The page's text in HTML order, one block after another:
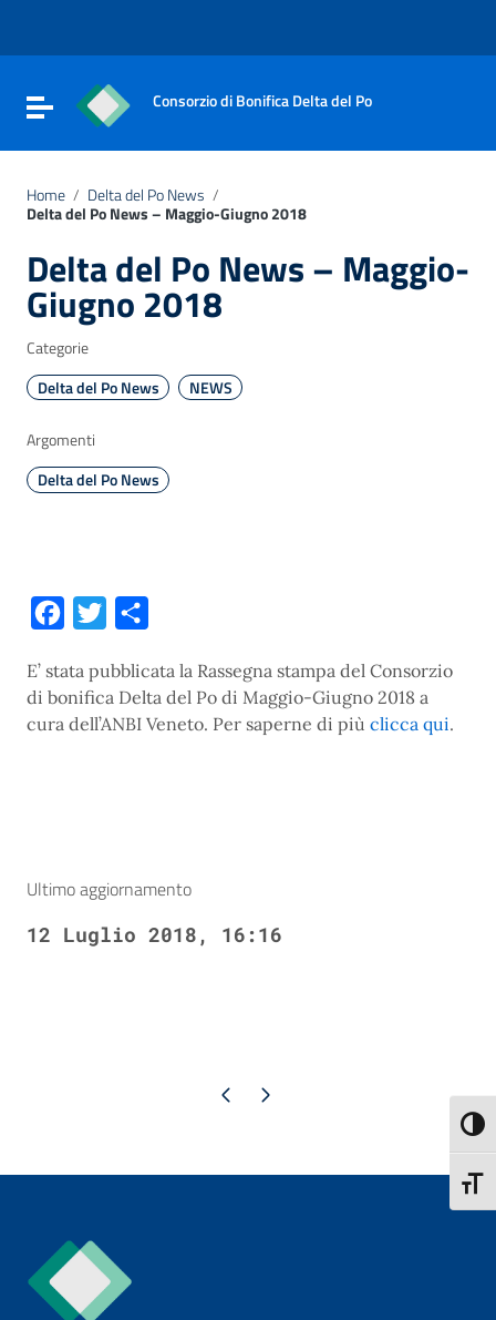
Vai al footer
Attiva / disattiva la navigazione
Consorzio di Bonifica Delta del Po
Home / Delta del Po News /
Delta del Po News – Maggio-Giugno 2018
Delta del Po News – Maggio-
Giugno 2018
Categorie
Delta del Po News
NEWS
Argomenti
Delta del Po News
Facebook
Twitter
E’ stata pubblicata la Rassegna stampa del Consorzio
di bonifica Delta del Po di Maggio-Giugno 2018 a
cura dell’ANBI Veneto. Per saperne di più clicca qui.
Ultimo aggiornamento
12 Luglio 2018, 16:16
Pagina precedente
Pagina successiva